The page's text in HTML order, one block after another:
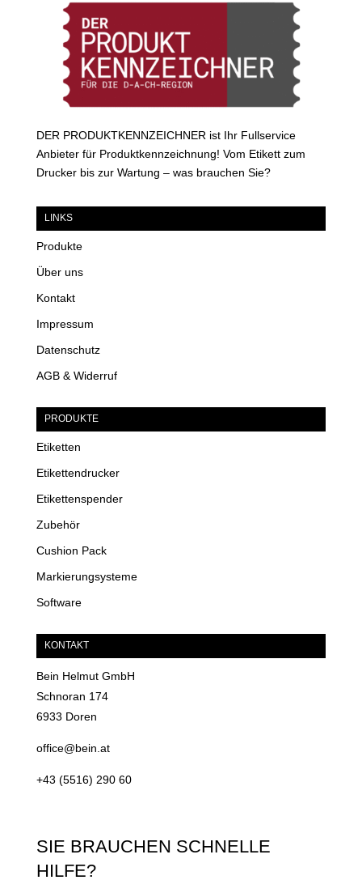
DER PRODUKTKENNZEICHNER ist Ihr Fullservice
Anbieter für Produktkennzeichnung! Vom Etikett zum
Drucker bis zur Wartung – was brauchen Sie?
LINKS
Produkte
Über uns
Kontakt
Impressum
Datenschutz
AGB & Widerruf
PRODUKTE
Etiketten
Etikettendrucker
Etikettenspender
Zubehör
Cushion Pack
Markierungsysteme
Software
KONTAKT
Bein Helmut GmbH
Schnoran 174
6933 Doren
office@bein.at
+43 (5516) 290 60
SIE BRAUCHEN SCHNELLE
HILFE?